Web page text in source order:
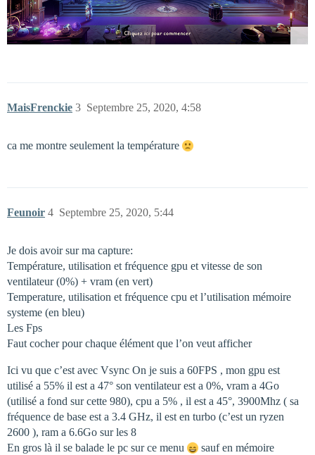
MaisFrenckie Septembre 25, 2020, 4:58
3
ca me montre seulement la température
Feunoir Septembre 25, 2020, 5:44
4
Je dois avoir sur ma capture:
Température, utilisation et fréquence gpu et vitesse de son
ventilateur (0%) + vram (en vert)
Temperature, utilisation et fréquence cpu et l’utilisation mémoire
systeme (en bleu)
Les Fps
Faut cocher pour chaque élément que l’on veut afficher
Ici vu que c’est avec Vsync On je suis a 60FPS , mon gpu est
utilisé a 55% il est a 47° son ventilateur est a 0%, vram a 4Go
(utilisé a fond sur cette 980), cpu a 5% , il est a 45°, 3900Mhz ( sa
fréquence de base est a 3.4 GHz, il est en turbo (c’est un ryzen
2600 ), ram a 6.6Go sur les 8
En gros là il se balade le pc sur ce menu
sauf en mémoire